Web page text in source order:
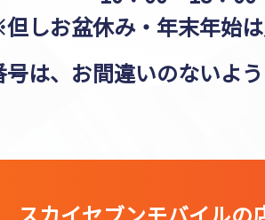
しお盆休み・年末年始
は、お間違いのないよう